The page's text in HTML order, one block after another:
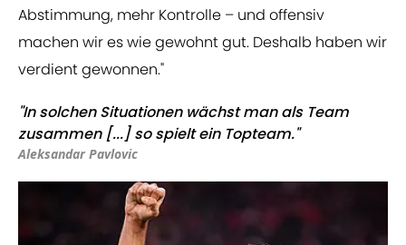
Abstimmung, mehr Kontrolle – und offensiv
machen wir es wie gewohnt gut. Deshalb haben wir
verdient gewonnen."
"In solchen Situationen wächst man als Team
zusammen [...] so spielt ein Topteam."
Aleksandar Pavlovic